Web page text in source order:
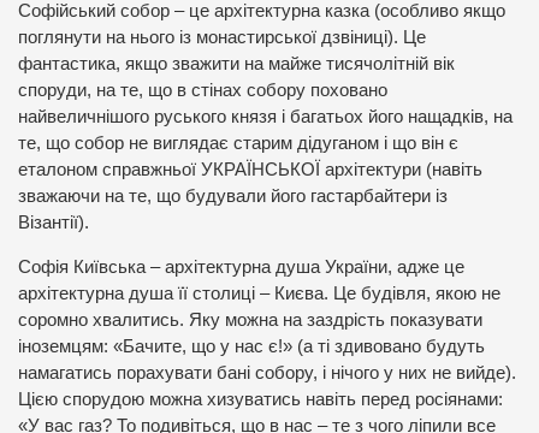
Софійський собор – це архітектурна казка (особливо якщо
поглянути на нього із монастирської дзвіниці). Це
фантастика, якщо зважити на майже тисячолітній вік
споруди, на те, що в стінах собору поховано
найвеличнішого руського князя і багатьох його нащадків, на
те, що собор не виглядає старим дідуганом і що він є
еталоном справжньої УКРАЇНСЬКОЇ архітектури (навіть
зважаючи на те, що будували його гастарбайтери із
Візантії).
Софія Київська – архітектурна душа України, адже це
архітектурна душа її столиці – Києва. Це будівля, якою не
соромно хвалитись. Яку можна на заздрість показувати
іноземцям: «Бачите, що у нас є!» (а ті здивовано будуть
намагатись порахувати бані собору, і нічого у них не вийде).
Цією спорудою можна хизуватись навіть перед росіянами:
«У вас газ? То подивіться, що в нас – те з чого ліпили все